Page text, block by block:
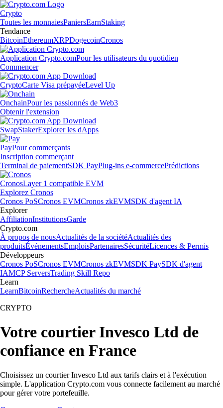
Crypto
Toutes les monnaiesPaniersEarnStaking
Tendance
BitcoinEthereumXRPDogecoinCronos
Application Crypto.comPour les utilisateurs du quotidien
Commencer
CryptoCarte Visa prépayéeLevel Up
OnchainPour les passionnés de Web3
Obtenir l'extension
SwapStakerExplorer les dApps
PayPour commerçants
Inscription commerçant
Terminal de paiementSDK PayPlug-ins e-commercePrédictions
CronosLayer 1 compatible EVM
Explorez Cronos
Cronos PoSCronos EVMCronos zkEVMSDK d'agent IA
Explorer
AffiliationInstitutionsGarde
Crypto.com
À propos de nousActualités de la sociétéActualités des
produitsÉvénementsEmploisPartenairesSécuritéLicences & Permis
Développeurs
Cronos PoSCronos EVMCronos zkEVMSDK PaySDK d'agent
IAMCP ServersTrading Skill Repo
Learn
LearnBitcoinRechercheActualités du marché
CRYPTO
Votre courtier Invesco Ltd de
confiance en France
Choisissez un courtier Invesco Ltd aux tarifs clairs et à l'exécution
simple. L'application Crypto.com vous connecte facilement au marché
pour gérer votre portefeuille.